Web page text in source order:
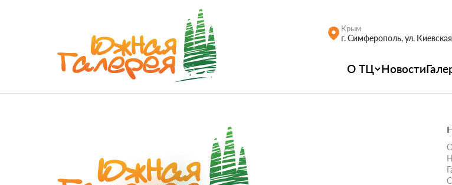
Крым
г. Симферополь, ул.
О ТЦ Новости